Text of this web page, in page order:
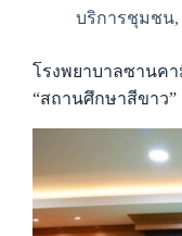
บริการชุมชน,
โรงพยาบาลซานค
“สถานศึกษาสีขาว”